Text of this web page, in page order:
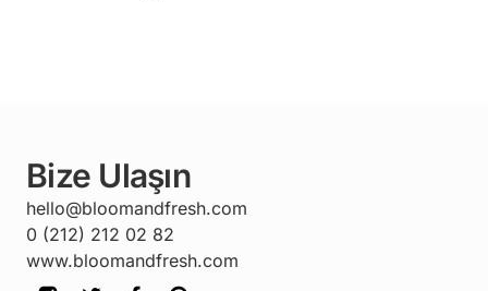
Bize Ulaşın
hello@bloomandfresh.com
0 (212) 212 02 82
www.bloomandfresh.com